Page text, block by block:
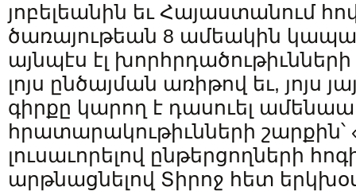
յոբելեանին եւ Հայաստանում
ծառայութեան 8 ամեակին
այնպէս էլ
լոյս ընծայման առիթով եւ, յոյս
գիրքը կարող է դասուել
հրատարակութիւնների շարքին՝
լուսաւորելով ընթերցողների
արթնացնելով Տիրոջ հետ